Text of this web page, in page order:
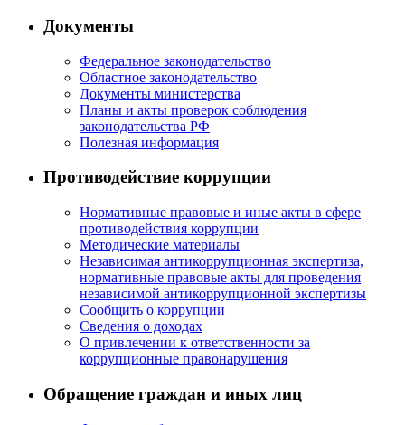
Документы
Федеральное законодательство
Областное законодательство
Документы министерства
Планы и акты проверок соблюдения
законодательства РФ
Полезная информация
Противодействие коррупции
Нормативные правовые и иные акты в сфере
противодействия коррупции
Методические материалы
Независимая антикоррупционная экспертиза,
нормативные правовые акты для проведения
независимой антикоррупционной экспертизы
Сообщить о коррупции
Сведения о доходах
О привлечении к ответственности за
коррупционные правонарушения
Обращение граждан и иных лиц